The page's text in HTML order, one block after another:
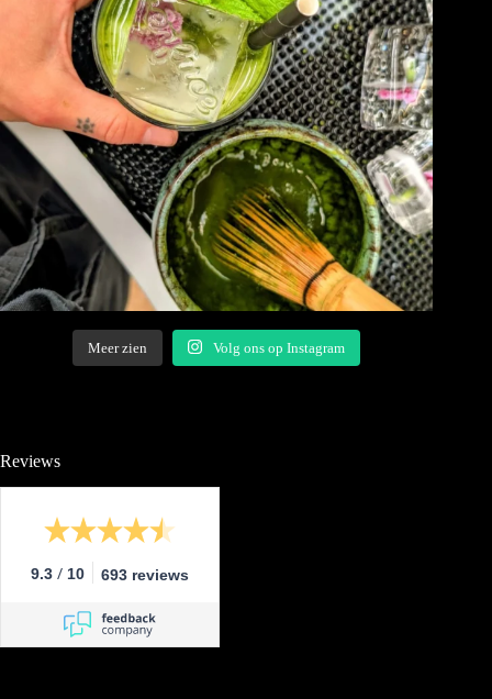
Meer zien Volg ons op Instagram
Reviews
9.3 / 10 693 reviews